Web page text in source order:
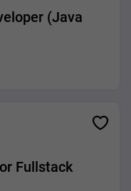
(Java
Fullstack